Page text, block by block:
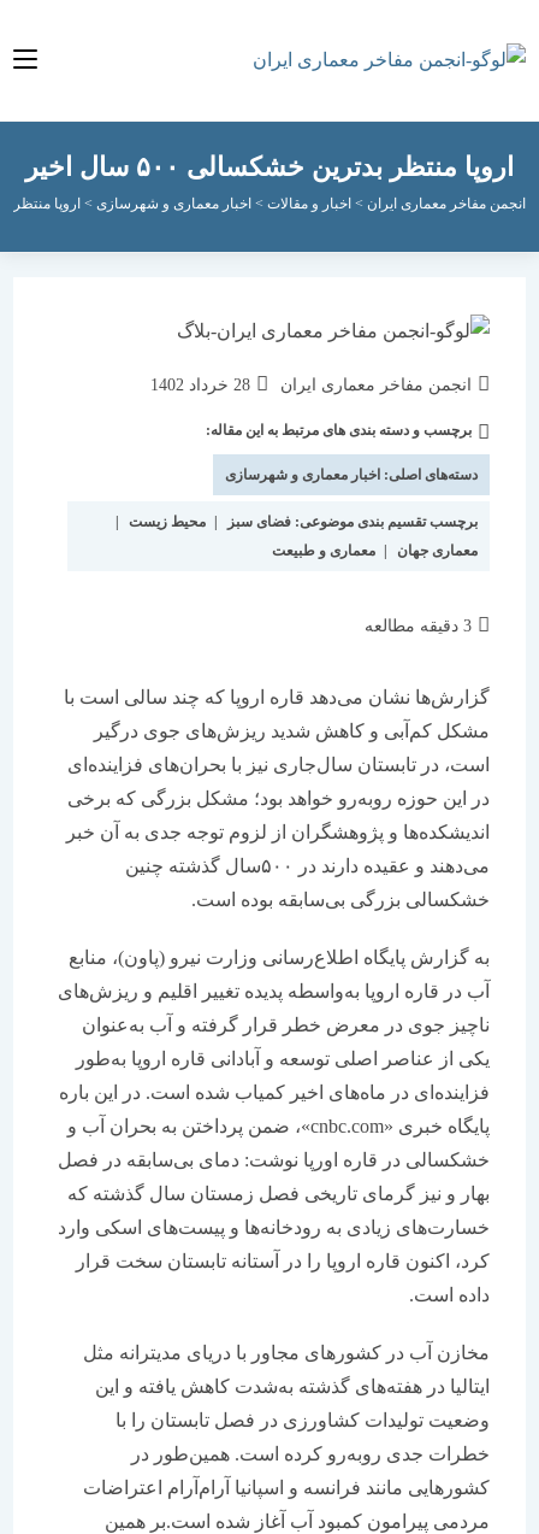
منتظر بدترین خشکسالی ۵۰۰ سال اخیر
مفاخر معماری ایران > اخبار و مقالات>اخبار معماری و شهرسازی>اروپا منتظر بدترین خشکسالی
انجمن مفاخر معماری ایران
نوشته
شده
است:
28 خرداد 1402
برچسب و دسته بندی های مرتبط به این مقاله:
دسته‌های اصلی:اخبار معماری و شهرسازی
برچسب تقسیم بندی موضوعی:فضای سبز | محیط زیست |
معماری جهان
| معماری و طبیعت
گزارش‌‌‌ها نشان می‌دهد قاره اروپا که چند سالی است با
مشکل کم‌آبی و کاهش شدید ریزش‌‌‌های جوی درگیر
است، در تابستان سال‌جاری نیز با بحران‌های فزاینده‌‌‌ای
در این حوزه روبه‌رو خواهد بود؛ مشکل بزرگی که برخی
اندیشکده‌‌‌ها و پژوهشگران از لزوم توجه جدی به آن خبر
می‌دهند و عقیده دارند در ۵۰۰سال گذشته چنین
خشکسالی بزرگی بی‌‌‌سابقه بوده است.
به گزارش پایگاه اطلاع‌‌‌رسانی وزارت نیرو (پاون)، منابع
آب در قاره اروپا به‌واسطه پدیده تغییر اقلیم و ریزش‌‌‌های
ناچیز جوی در معرض خطر قرار گرفته و آب به‌عنوان
یکی از عناصر اصلی توسعه و آبادانی قاره اروپا به‌طور
فزاینده‌‌‌ای در ماه‌‌‌های اخیر کمیاب شده است. در این باره
پایگاه خبری «cnbc.com»، ضمن پرداختن به بحران آب و
خشکسالی در قاره اورپا نوشت: دمای بی‌‌‌سابقه در فصل
بهار و نیز گرمای تاریخی فصل زمستان سال گذشته که
خسارت‌‌‌های زیادی به رودخانه‌‌‌ها و پیست‌‌‌های اسکی وارد
کرد، اکنون قاره اروپا را در آستانه تابستان سخت قرار
داده است.
مخازن آب در کشور‌‌‌های مجاور با دریای مدیترانه مثل
ایتالیا در هفته‌‌‌های گذشته به‌شدت کاهش یافته و این
وضعیت تولیدات کشاورزی در فصل تابستان را با
خطرات جدی روبه‌رو کرده است. همین‌طور در
کشور‌‌‌هایی مانند فرانسه و اسپانیا آرام‌آرام اعتراضات
مردمی پیرامون کمبود آب آغاز شده است.بر همین